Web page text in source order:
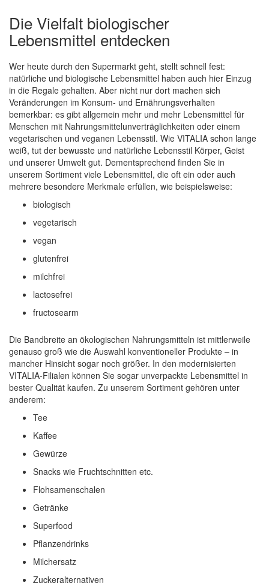
Die Vielfalt biologischer
Lebensmittel entdecken
Wer heute durch den Supermarkt geht, stellt schnell fest:
natürliche und biologische Lebensmittel haben auch hier Einzug
in die Regale gehalten. Aber nicht nur dort machen sich
Veränderungen im Konsum- und Ernährungsverhalten
bemerkbar: es gibt allgemein mehr und mehr Lebensmittel für
Menschen mit Nahrungsmittelunverträglichkeiten oder einem
vegetarischen und veganen Lebensstil. Wie VITALIA schon lange
weiß, tut der bewusste und natürliche Lebensstil Körper, Geist
und unserer Umwelt gut. Dementsprechend finden Sie in
unserem Sortiment viele Lebensmittel, die oft ein oder auch
mehrere besondere Merkmale erfüllen, wie beispielsweise:
biologisch
vegetarisch
vegan
glutenfrei
milchfrei
lactosefrei
fructosearm
Die Bandbreite an ökologischen Nahrungsmitteln ist mittlerweile
genauso groß wie die Auswahl konventioneller Produkte – in
mancher Hinsicht sogar noch größer. In den modernisierten
VITALIA-Filialen können Sie sogar unverpackte Lebensmittel in
bester Qualität kaufen. Zu unserem Sortiment gehören unter
anderem:
Tee
Kaffee
Gewürze
Snacks wie Fruchtschnitten etc.
Flohsamenschalen
Getränke
Superfood
Pflanzendrinks
Milchersatz
Zuckeralternativen